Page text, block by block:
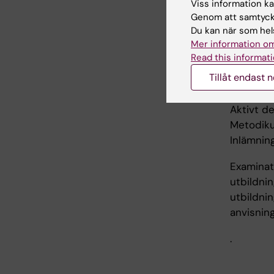
och
etiska
arbetet
Aktivt
.
Viss information
Genom att
Du kan när som
Mer information
Read this
Tillåt endast